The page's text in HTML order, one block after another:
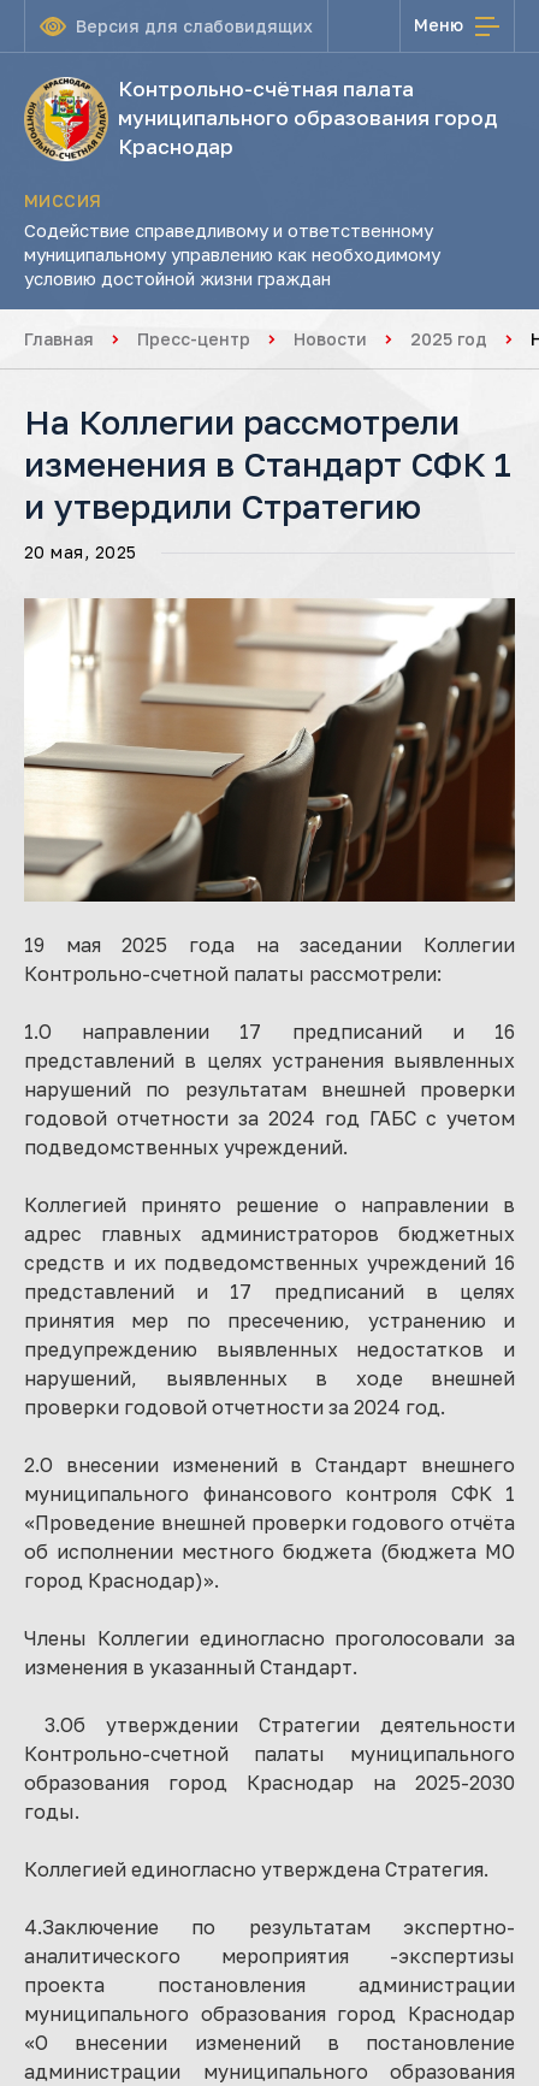
Версия для слабовидящих Меню
Контрольно-счётная палата
муниципального образования город
Краснодар
МИССИЯ
Содействие справедливому и ответственному
муниципальному управлению как необходимому
условию достойной жизни граждан
Главная Пресс-центр Новости 2025 год
На Коллегии рассмотрели
изменения в Стандарт СФК 1
и утвердили Стратегию
20 мая, 2025
19 мая 2025 года на заседании Коллегии
Контрольно-счетной палаты рассмотрели:
1.О направлении 17 предписаний и 16
представлений в целях устранения выявленных
нарушений по результатам внешней проверки
годовой отчетности за 2024 год ГАБС с учетом
подведомственных учреждений.
Коллегией принято решение о направлении в
адрес главных администраторов бюджетных
средств и их подведомственных учреждений 16
представлений и 17 предписаний в целях
принятия мер по пресечению, устранению и
предупреждению выявленных недостатков и
нарушений, выявленных в ходе внешней
проверки годовой отчетности за 2024 год.
2.О внесении изменений в Стандарт внешнего
муниципального финансового контроля СФК 1
«Проведение внешней проверки годового отчёта
об исполнении местного бюджета (бюджета МО
город Краснодар)».
Члены Коллегии единогласно проголосовали за
изменения в указанный Стандарт.
3.Об утверждении Стратегии деятельности
Контрольно-счетной палаты муниципального
образования город Краснодар на 2025-2030
годы.
Коллегией единогласно утверждена Стратегия.
4.Заключение по результатам экспертно-
аналитического мероприятия -экспертизы
проекта постановления администрации
муниципального образования город Краснодар
«О внесении изменений в постановление
администрации муниципального образования